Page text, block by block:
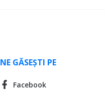
NE GĂSEȘTI PE
Facebook